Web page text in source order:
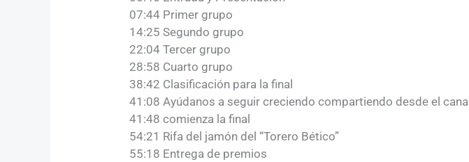
07:44 Primer grupo
14:25 Segundo grupo
22:04 Tercer grupo
28:58 Cuarto grupo
38:42 Clasificación para la final
41:08 Ayúdanos a seguir creciendo compartiendo desde el canal
41:48 comienza la final
54:21 Rifa del jamón del “Torero Bético”
55:18 Entrega de premios